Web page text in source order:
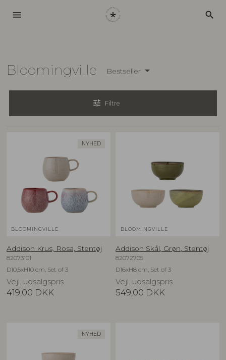
menu search
Bloomingville Bestseller
tune Filtre
NYHED
BLOOMINGVILLE
Addison Krus, Rosa, Stentøj
82073101
D10,5xH10 cm, Set of 3
Vejl. udsalgspris
419,00 DKK
BLOOMINGVILLE
Addison Skål, Grøn, Stentøj
82072705
D16xH8 cm, Set of 3
Vejl. udsalgspris
549,00 DKK
NYHED